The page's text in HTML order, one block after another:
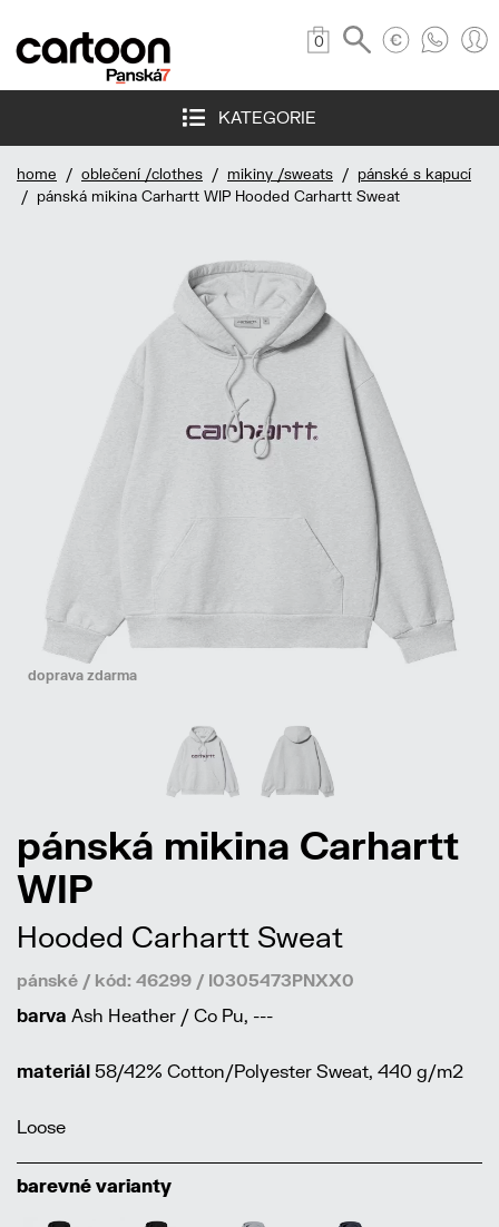
0
KATEGORIE
home / oblečení /clothes / mikiny /sweats / pánské s kapucí
/ pánská mikina Carhartt WIP Hooded Carhartt Sweat
doprava zdarma
pánská mikina Carhartt
WIP
Hooded Carhartt Sweat
pánské / kód: 46299 / I0305473PNXX0
barva Ash Heather / Co Pu, ---
materiál 58/42% Cotton/Polyester Sweat, 440 g/m2
Loose
barevné varianty